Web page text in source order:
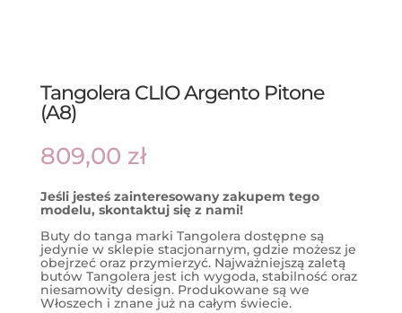
Tangolera CLIO Argento Pitone
(A8)
809,00 zł
Jeśli jesteś zainteresowany zakupem tego
modelu, skontaktuj się z nami!
Buty do tanga marki Tangolera dostępne są
jedynie w sklepie stacjonarnym, gdzie możesz je
obejrzeć oraz przymierzyć. Najważniejszą zaletą
butów Tangolera jest ich wygoda, stabilność oraz
niesamowity design. Produkowane są we
Włoszech i znane już na całym świecie.